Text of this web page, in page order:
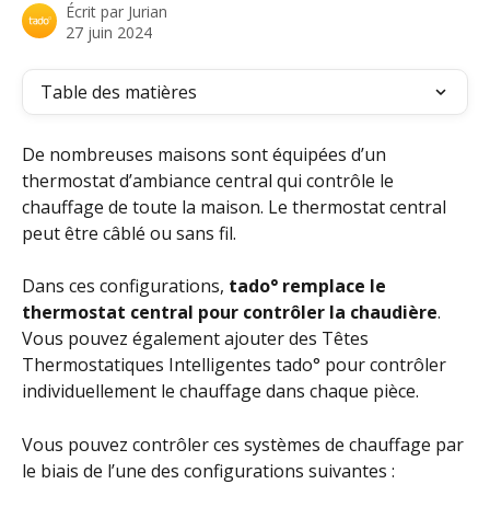
Écrit par Jurian
27 juin 2024
Table des matières
De nombreuses maisons sont équipées d’un
thermostat d’ambiance central qui contrôle le
chauffage de toute la maison. Le thermostat central
peut être câblé ou sans fil.
Dans ces configurations, tado° remplace le
thermostat central pour contrôler la chaudière.
Vous pouvez également ajouter des Têtes
Thermostatiques Intelligentes tado° pour contrôler
individuellement le chauffage dans chaque pièce.
Vous pouvez contrôler ces systèmes de chauffage par
le biais de l’une des configurations suivantes :